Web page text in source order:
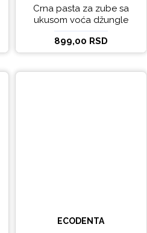
Crna pasta za zube sa
ukusom voća džungle
Ecodenta 75 ml
899,00 RSD
ECODENTA